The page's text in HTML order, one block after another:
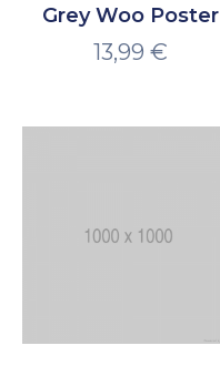
Grey Woo Poster
13,99€